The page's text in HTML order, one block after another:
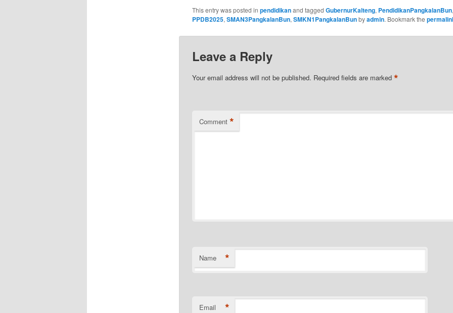
This entry was posted in pendidikanand tagged GubernurKalteng, PendidikanPangkalanBun,
PPDB2025, SMAN3PangkalanBun, SMKN1PangkalanBunbyadmin. Bookmark the
Leave a Reply
Your email address will not be published. Required fields are marked *
Comment *
Name *
Email *